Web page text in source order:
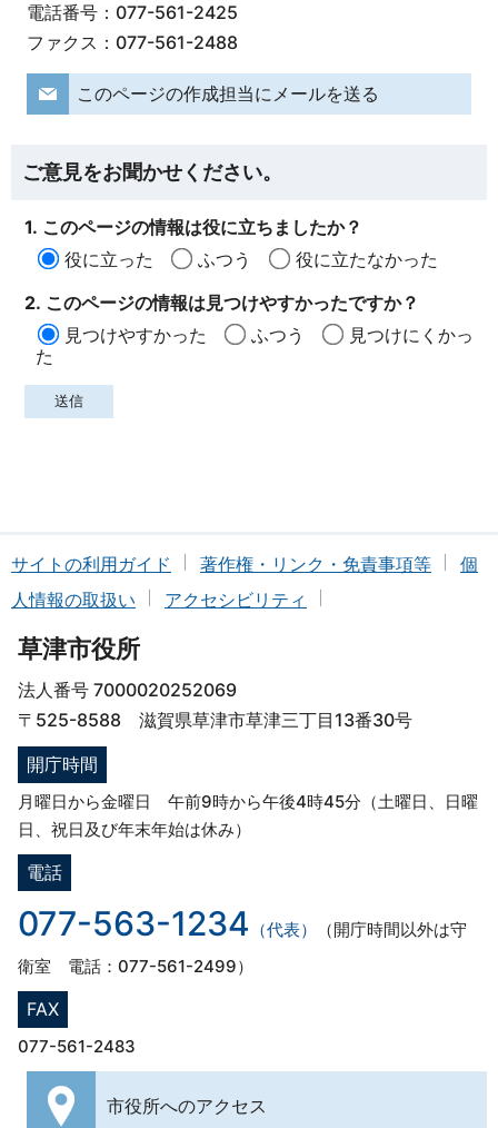
電話番号：077-561-2425
ファクス：077-561-2488
このページの作成担当にメールを送る
ご意見をお聞かせください。
1. このページの情報は役に立ちましたか？
役に立った
ふつう
役に立たなかった
2. このページの情報は見つけやすかったですか？
見つけやすかった
ふつう
見つけにくかっ
た
サイトの利用ガイド 著作権・リンク・免責事項等
個
人情報の取扱い
アクセシビリティ
草津市役所
法人番号 7000020252069
〒525-8588 滋賀県草津市草津三丁目13番30号
開庁時間
月曜日から金曜日 午前9時から午後4時45分（土曜日、日曜
日、祝日及び年末年始は休み）
電話
077-563-1234 （代表）
（開庁時間以外は守
衛室 電話：077-561-2499）
FAX
077-561-2483
市役所へのアクセス